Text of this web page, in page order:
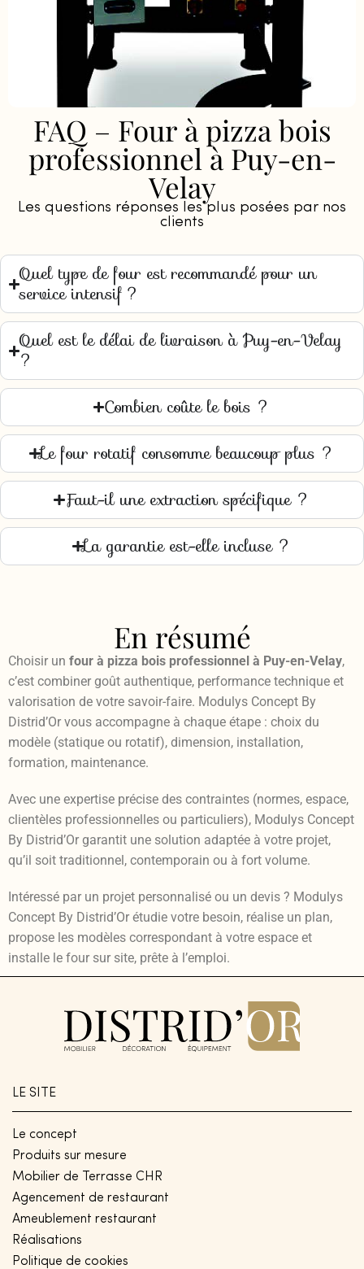
FAQ – Four à pizza bois
professionnel à Puy-en-
Velay
Les questions réponses les plus posées par nos
clients
Quel type de four est recommandé pour un
service intensif ?
Quel est le délai de livraison à Puy-en-Velay
?
Combien coûte le bois ?
Le four rotatif consomme beaucoup plus ?
Faut-il une extraction spécifique ?
La garantie est-elle incluse ?
En résumé
Choisir un four à pizza bois professionnel à Puy-en-Velay,
c’est combiner goût authentique, performance technique et
valorisation de votre savoir-faire. Modulys Concept By
Distrid’Or vous accompagne à chaque étape : choix du
modèle (statique ou rotatif), dimension, installation,
formation, maintenance.
Avec une expertise précise des contraintes (normes, espace,
clientèles professionnelles ou particuliers), Modulys Concept
By Distrid’Or garantit une solution adaptée à votre projet,
qu’il soit traditionnel, contemporain ou à fort volume.
Intéressé par un projet personnalisé ou un devis ? Modulys
Concept By Distrid’Or étudie votre besoin, réalise un plan,
propose les modèles correspondant à votre espace et
installe le four sur site, prête à l’emploi.
LE SITE
Le concept
Produits sur mesure
Mobilier de Terrasse CHR
Agencement de restaurant
Ameublement restaurant
Réalisations
Politique de cookies